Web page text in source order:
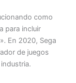
como
para incluir
En 2020, Sega
de juegos